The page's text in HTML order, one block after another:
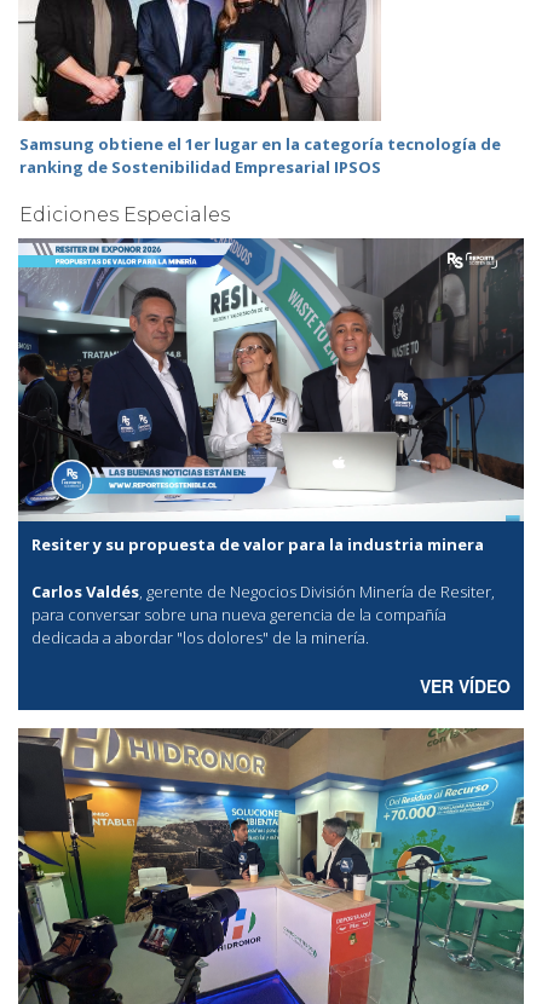
Samsung obtiene el 1er lugar en la categoría tecnología de
ranking de Sostenibilidad Empresarial IPSOS
Ediciones Especiales
Resiter y su propuesta de valor para la industria minera
Carlos Valdés , gerente de Negocios División Minería de Resiter,
para conversar sobre una nueva gerencia de la compañía
dedicada a abordar "los dolores" de la minería.
VER VÍDEO